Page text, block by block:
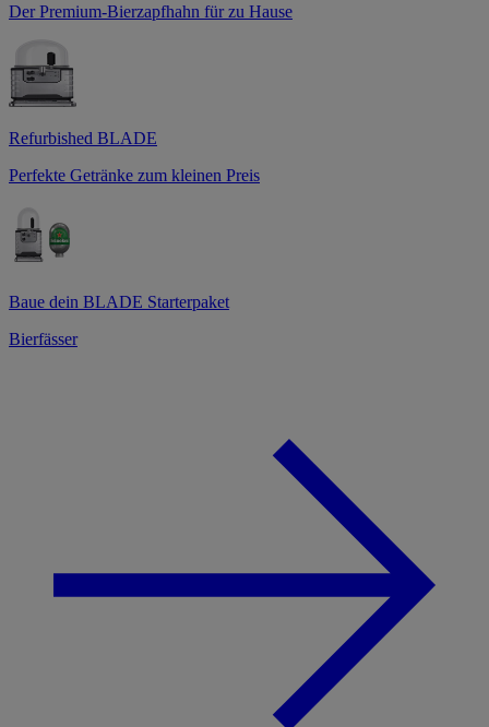
Der Premium-Bierzapfhahn für zu Hause
Refurbished BLADE
Perfekte Getränke zum kleinen Preis
Baue dein BLADE Starterpaket
Bierfässer